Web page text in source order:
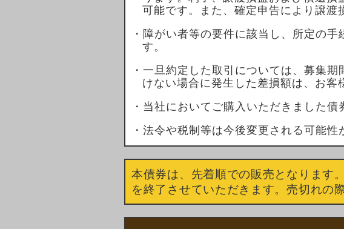
可能です。また、確定申告により譲渡
・障がい者等の要件に該当し、所定の
す。
・一旦約定した取引については、募集
けない場合に発生した差損額は、お客
・当社においてご購入いただきました
・法令や税制等は今後変更される可能性
本債券は、先着順での販売となります
を終了させていただきます。売切れの